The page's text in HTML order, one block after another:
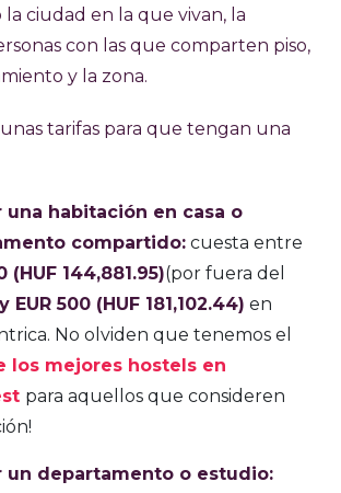
la ciudad en la que vivan, la
con las que comparten piso,
y la zona.
tarifas para que tengan una
una habitación en casa o
compartido: cuesta entre
(HUF 144,881.95)(por fuera del
y EUR 500 (HUF 181,102.44) en
No olviden que tenemos el
los mejores hostels en
para aquellos que consideren
un departamento o estudio: